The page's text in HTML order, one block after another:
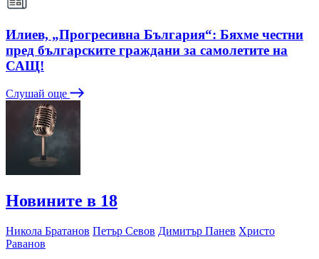
Илиев, „Прогресивна България“: Бяхме честни
пред българските граждани за самолетите на
САЩ!
Слушай още
Новините в 18
Никола Братанов Петър Севов Димитър Панев Христо
Раванов